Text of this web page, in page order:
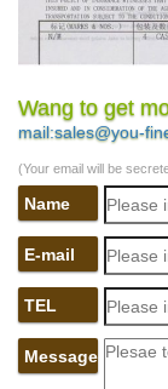
Wang to get
mail:sales@you-
(Your email will be
Name
E-mail
TEL
Message